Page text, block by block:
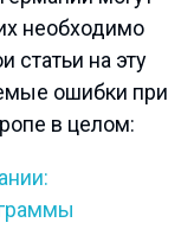
необходимо
статьи на эту
ошибки при
в целом: